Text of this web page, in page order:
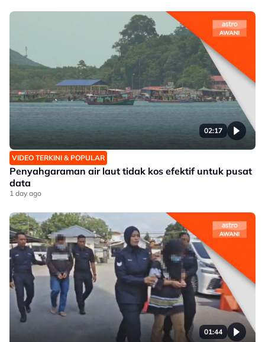
02:17
VIDEO TERKINI & POPULAR
Penyahgaraman air laut tidak kos efektif untuk pusat
data
1 day ago
01:44